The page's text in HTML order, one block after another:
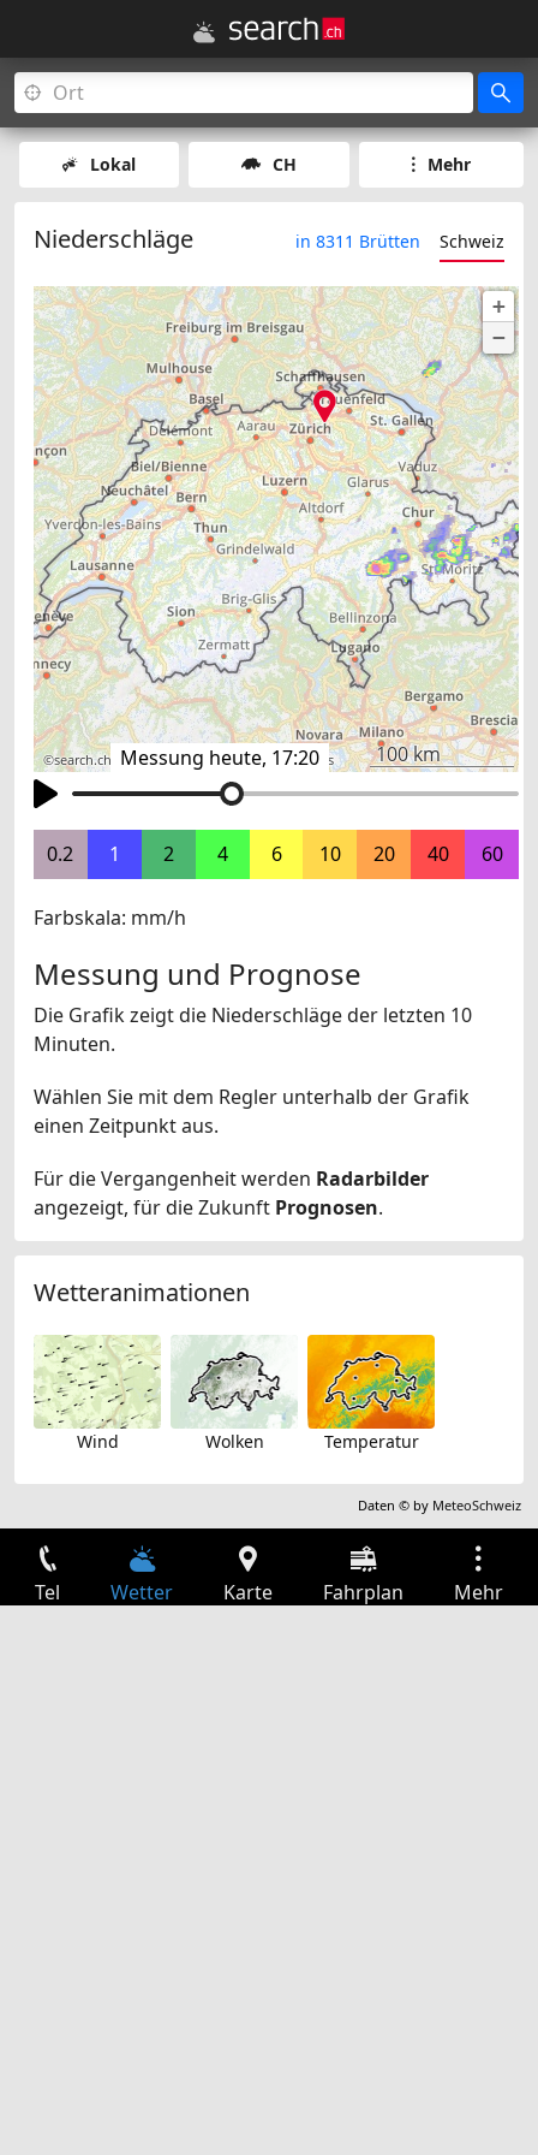
Lokal CH Mehr
Niederschläge in 8311 Brütten Schweiz
Messung heute, 17:20
+
−
©search.ch swisstopo ,OpenStreetMap,others 100 km
0.2 1 2 4 6 10 20 40 60
Farbskala: mm/h
Messung und Prognose
Die Grafik zeigt die Niederschläge der letzten 10
Minuten.
Wählen Sie mit dem Regler unterhalb der Grafik
einen Zeitpunkt aus.
Für die Vergangenheit werden Radarbilder
angezeigt, für die Zukunft Prognosen.
Wetteranimationen
Wind Wolken Temperatur
Daten © by MeteoSchweiz
Tel Wetter Karte Fahrplan Mehr